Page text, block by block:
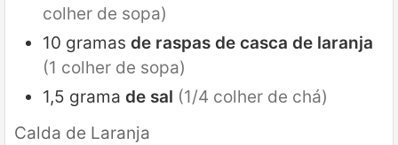
colher de sopa)
10 gramas de raspas de casca de laranja
(1 colher de sopa)
1,5 grama de sal (1/4 colher de chá)
Calda de Laranja